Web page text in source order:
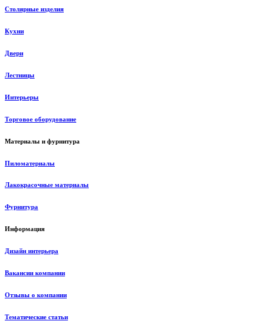
Столярные изделия
Кухни
Двери
Лестницы
Интерьеры
Торговое оборудование
Материалы и фурнитура
Пиломатериалы
Лакокрасочные материалы
Фурнитура
Информация
Дизайн интерьера
Вакансии компании
Отзывы о компании
Тематические статьи